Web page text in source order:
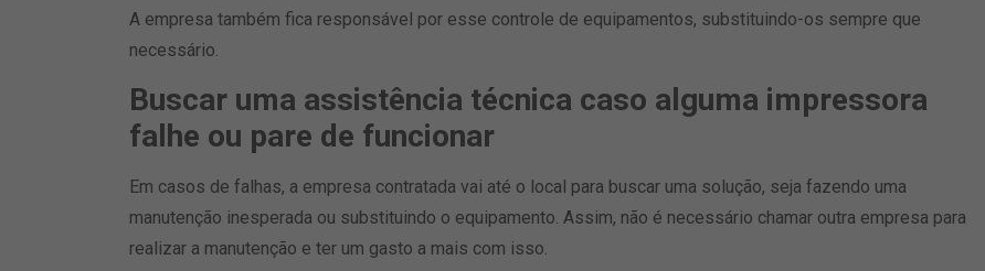
A empresa também fica responsável por esse controle de equipamentos, substituindo-os sempre que
necessário.
Buscar uma assistência técnica caso alguma impressora
falhe ou pare de funcionar
Em casos de falhas, a empresa contratada vai até o local para buscar uma solução, seja fazendo uma
manutenção inesperada ou substituindo o equipamento. Assim, não é necessário chamar outra empresa para
realizar a manutenção e ter um gasto a mais com isso.